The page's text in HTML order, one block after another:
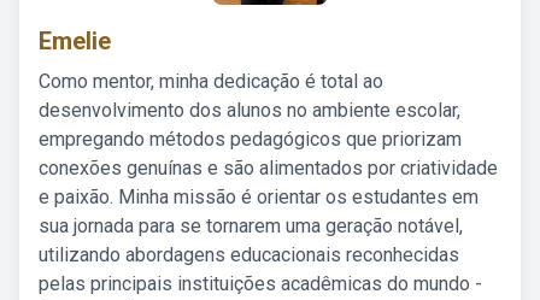
Emelie
Como mentor, minha dedicação é total ao
desenvolvimento dos alunos no ambiente escolar,
empregando métodos pedagógicos que priorizam
conexões genuínas e são alimentados por criatividade
e paixão. Minha missão é orientar os estudantes em
sua jornada para se tornarem uma geração notável,
utilizando abordagens educacionais reconhecidas
pelas principais instituições acadêmicas do mundo -